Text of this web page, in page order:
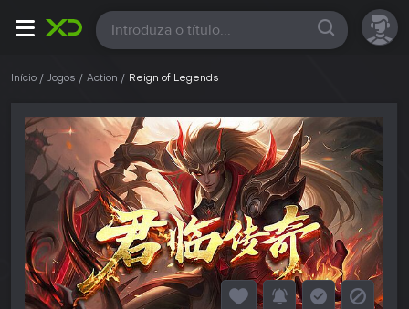
Todas
Início Jogos Action Reign of Legends